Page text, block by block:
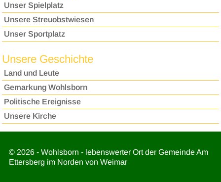
Unser Spielplatz
Unsere Streuobstwiesen
Unser Sportplatz
Unsere Geschichte
Land und Leute
Gemarkung Wohlsborn
Politische Ereignisse
Unsere Kirche
© 2026 - Wohlsborn - lebenswerter Ort der Gemeinde Am
Ettersberg im Norden von Weimar